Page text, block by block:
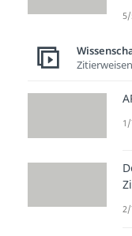
Im
5/
Zitierweisen